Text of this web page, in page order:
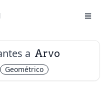
a Arvo
Geométrico